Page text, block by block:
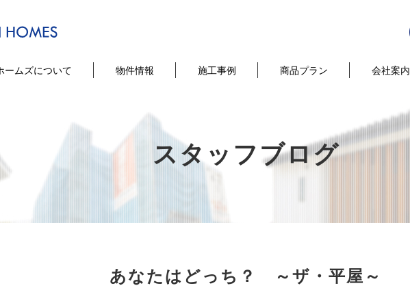
ームズについて 物件情報 施工事例 商品プラン 会社案内
スタッフブログ
あなたはどっち？ ～ザ・平屋～